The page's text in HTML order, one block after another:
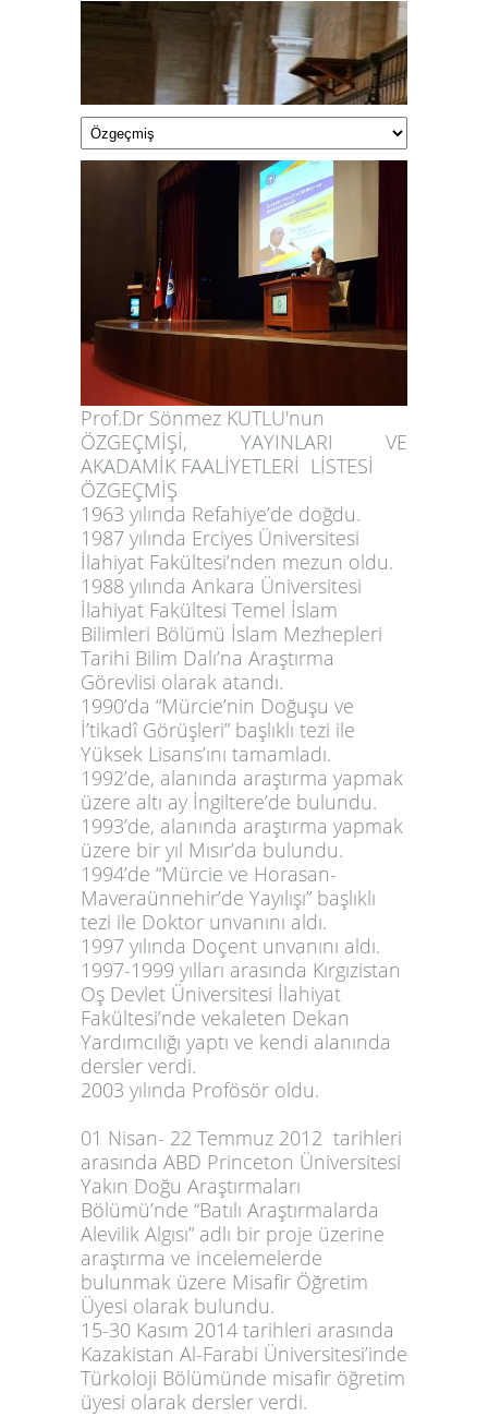
Prof.Dr Sönmez KUTLU'nun
ÖZGEÇMİŞİ, YAYINLARI VE
AKADAMİK FAALİYETLERİ LİSTESİ
ÖZGEÇMİŞ
1963 yılında Refahiye’de doğdu.
1987 yılında Erciyes Üniversitesi
İlahiyat Fakültesi’nden mezun oldu.
1988 yılında Ankara Üniversitesi
İlahiyat Fakültesi Temel İslam
Bilimleri Bölümü İslam Mezhepleri
Tarihi Bilim Dalı’na Araştırma
Görevlisi olarak atandı.
1990’da “Mürcie’nin Doğuşu ve
İ’tikadî Görüşleri” başlıklı tezi ile
Yüksek Lisans’ını tamamladı.
1992’de, alanında araştırma yapmak
üzere altı ay İngiltere’de bulundu.
1993’de, alanında araştırma yapmak
üzere bir yıl Mısır’da bulundu.
1994’de “Mürcie ve Horasan-
Maveraünnehir’de Yayılışı” başlıklı
tezi ile Doktor unvanını aldı.
1997 yılında Doçent unvanını aldı.
1997-1999 yılları arasında Kırgızistan
Oş Devlet Üniversitesi İlahiyat
Fakültesi’nde vekaleten Dekan
Yardımcılığı yaptı ve kendi alanında
dersler verdi.
2003 yılında Profösör oldu.
01 Nisan- 22 Temmuz 2012 tarihleri
arasında ABD Princeton Üniversitesi
Yakın Doğu Araştırmaları
Bölümü’nde “Batılı Araştırmalarda
Alevilik Algısı” adlı bir proje üzerine
araştırma ve incelemelerde
bulunmak üzere Misafir Öğretim
Üyesi olarak bulundu.
15-30 Kasım 2014 tarihleri arasında
Kazakistan Al-Farabi Üniversitesi’inde
Türkoloji Bölümünde misafir öğretim
üyesi olarak dersler verdi.